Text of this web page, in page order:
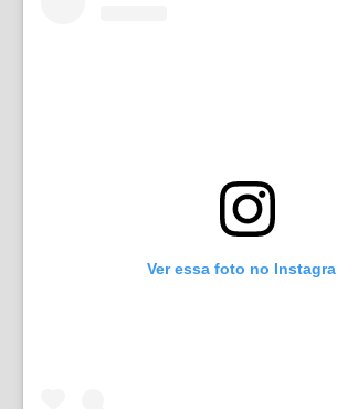
Ver essa foto no